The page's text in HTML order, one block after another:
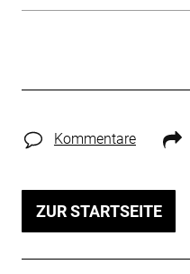
Kommentare
ZUR STARTSEITE